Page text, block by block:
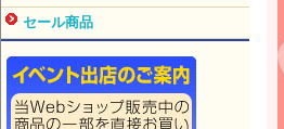
セール商品